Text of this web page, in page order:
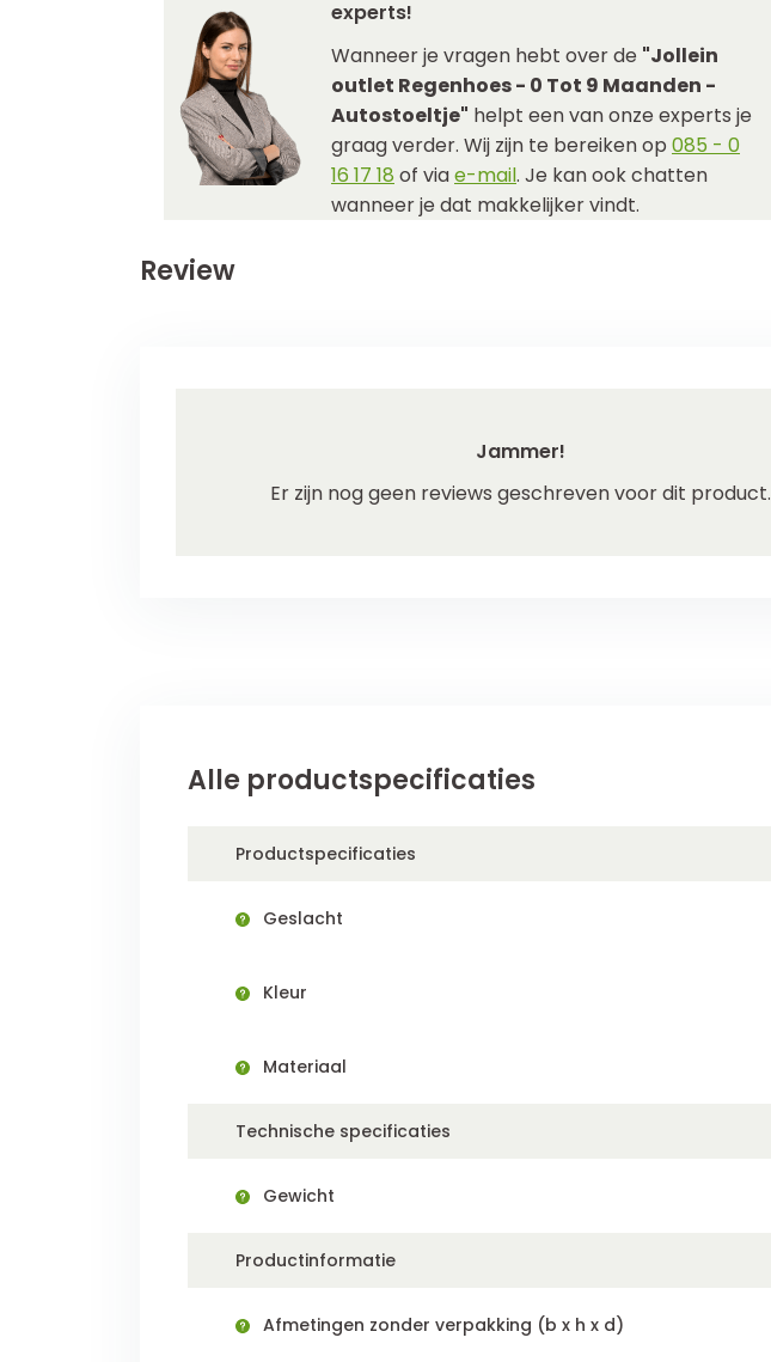
experts!
Wanneer je vragen hebt over de "Jollein
outlet Regenhoes - 0 Tot 9 Maanden -
Autostoeltje" helpt een van onze experts je
graag verder. Wij zijn te bereiken op 085 - 0
16 17 18 of viae-mail. Je kan ook chatten
wanneer je dat makkelijker vindt.
Review
Jammer!
Er zijn nog geen reviews geschreven voor dit product.
Alle productspecificaties
Productspecificaties
Geslacht
Kleur
Materiaal
Technische specificaties
Gewicht
Productinformatie
Afmetingen zonder verpakking (b x h x d)